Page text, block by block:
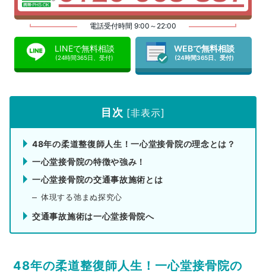
電話受付時間 9:00～22:00
LINEで無料相談
(24時間365日、受付)
WEBで無料相談
(24時間365日、受付)
目次 [非表示]
48年の柔道整復師人生！一心堂接骨院の理念とは？
一心堂接骨院の特徴や強み！
一心堂接骨院の交通事故施術とは
体現する弛まぬ探究心
交通事故施術は一心堂接骨院へ
48年の柔道整復師人生！一心堂接骨院の